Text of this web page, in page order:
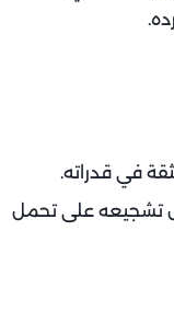
في قدراته.
تشجيعه على تحمل